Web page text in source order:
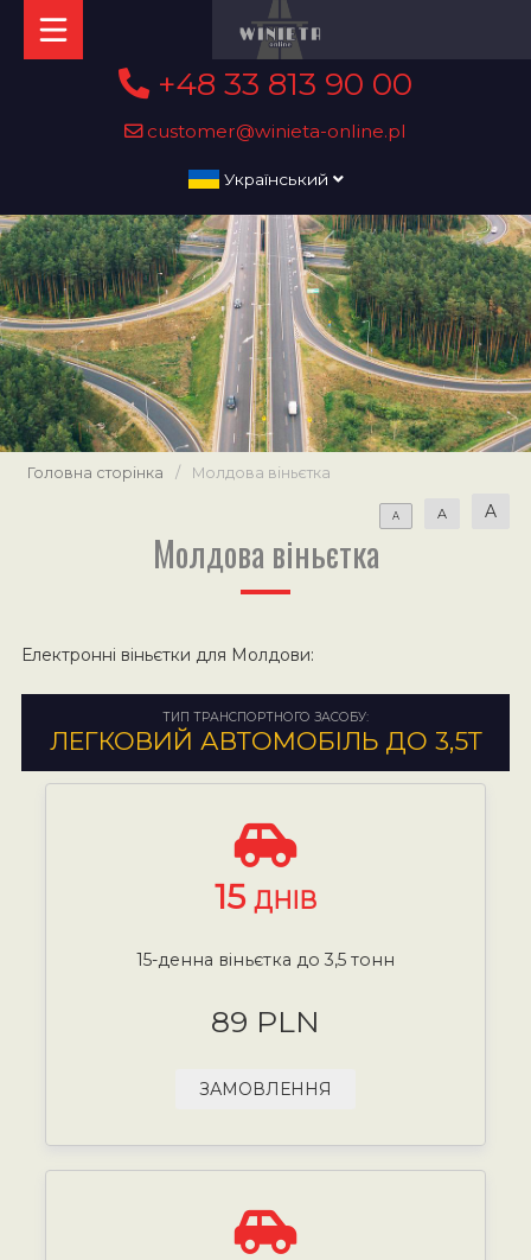
+48 33 813 90 00
customer@winieta-online.pl
Український
Головна сторінка / Молдова віньєтка
A A A
Молдова віньєтка
Електронні віньєтки для Молдови:
ТИП ТРАНСПОРТНОГО ЗАСОБУ:
ЛЕГКОВИЙ АВТОМОБІЛЬ ДО 3,5Т
15 ДНІВ
15-денна віньєтка до 3,5 тонн
89 PLN
ЗАМОВЛЕННЯ